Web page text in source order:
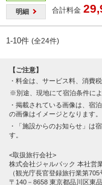
明細
合計料金
1-10件 (全24件)
【ご注意】
料金は、サービス料、消費税
別途、現地にて宿泊条件に
掲載されている画像は、宿
の画像はイメージとなります。
「施設からのお知らせ」は
す。
<取扱旅行会社>
株式会社ジャルパック 本社営
（観光庁長官登録旅行業第705
〒140－8658 東京都品川区東